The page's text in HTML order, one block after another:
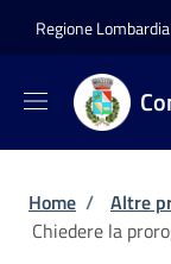
Regione Lombardia
Briciole
Home / Altre
Chiedere la